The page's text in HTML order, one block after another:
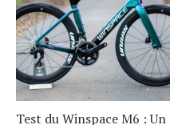
Test du Winspace M6 : Un